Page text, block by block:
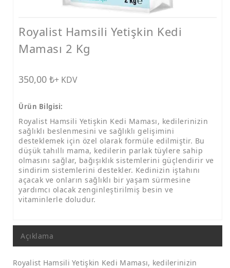
Tasmalar
Bakım Ürünleri
Tırmalamalar
Royalist Hamsili Yetişkin Kedi
Maması 2 Kg
350,00 ₺+ KDV
Ürün Bilgisi:
Royalist Hamsili Yetişkin Kedi Maması, kedilerinizin
sağlıklı beslenmesini ve sağlıklı gelişimini
desteklemek için özel olarak formüle edilmiştir. Bu
düşük tahıllı mama, kedilerin parlak tüylere sahip
olmasını sağlar, bağışıklık sistemlerini güçlendirir ve
sindirim sistemlerini destekler. Kedinizin iştahını
açacak ve onların sağlıklı bir yaşam sürmesine
yardımcı olacak zenginleştirilmiş besin ve
vitaminlerle doludur.
Açıklama
Royalist Hamsili Yetişkin Kedi Maması, kedilerinizin